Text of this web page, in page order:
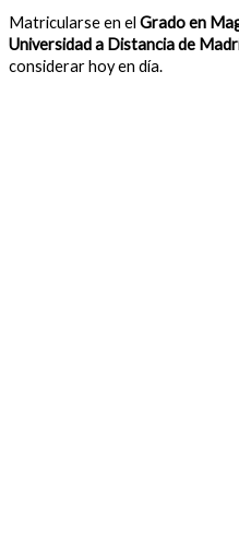
Matricularse en el Grado en
Universidad a Distancia de
considerar hoy en día.